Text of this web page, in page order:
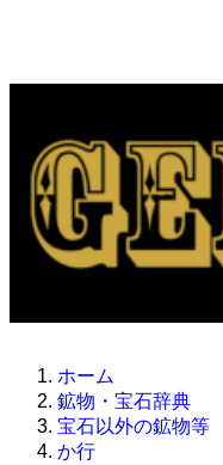
ホーム
鉱物・宝石辞典
宝石以外の鉱物等
か行